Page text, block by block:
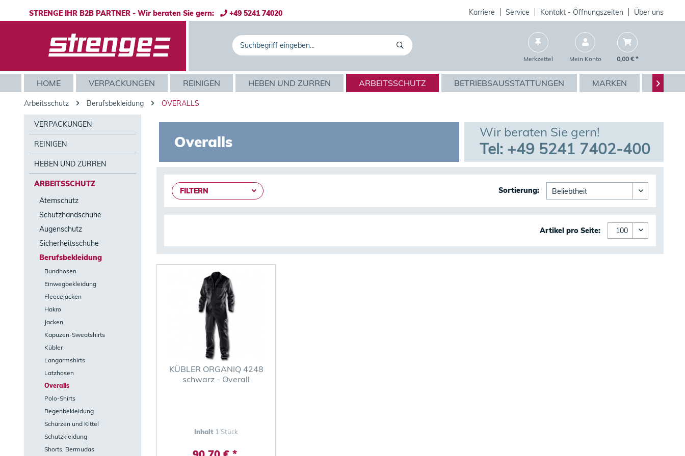
STRENGE IHR B2B PARTNER - Wir beraten Sie gern: +49 5241 74020 Karriere Service Kontakt - Öffnungszeiten Über uns
Merkzettel Mein Konto 0,00 € *
HOME VERPACKUNGEN REINIGEN HEBEN UND ZURREN ARBEITSSCHUTZ BETRIEBSAUSSTATTUNGEN MARKEN 
Arbeitsschutz Berufsbekleidung OVERALLS
VERPACKUNGEN
REINIGEN
HEBEN UND ZURREN
ARBEITSSCHUTZ
Atemschutz
Schutzhandschuhe
Augenschutz
Sicherheitsschuhe
Berufsbekleidung
Bundhosen
Einwegbekleidung
Fleecejacken
Hakro
Jacken
Kapuzen-Sweatshirts
Kübler
Langarmshirts
Latzhosen
Overalls
Polo-Shirts
Regenbekleidung
Schürzen und Kittel
Schutzkleidung
Shorts, Bermudas
Overalls
Wir beraten Sie gern!
Tel: +49 5241 7402-400
FILTERN Sortierung:
Artikel pro Seite:
KÜBLER ORGANIQ 4248
schwarz - Overall
Inhalt 1 Stück